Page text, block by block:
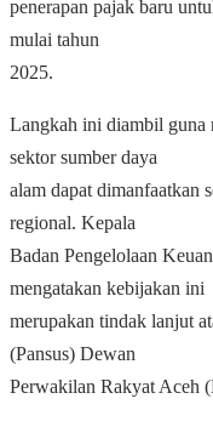
penerapan pajak baru
mulai tahun
2025.
Langkah ini diambil guna
sektor sumber daya
alam dapat dimanfaatkan
regional. Kepala
Badan Pengelolaan
mengatakan kebijakan ini
merupakan tindak lanjut
(Pansus) Dewan
Perwakilan Rakyat Aceh